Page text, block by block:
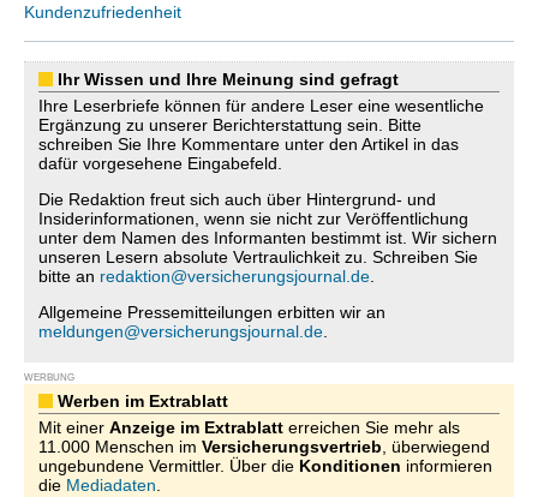
Kundenzufriedenheit
Ihr Wissen und Ihre Meinung sind gefragt
Ihre Leserbriefe können für andere Leser eine wesentliche
Ergänzung zu unserer Berichterstattung sein. Bitte
schreiben Sie Ihre Kommentare unter den Artikel in das
dafür vorgesehene Eingabefeld.
Die Redaktion freut sich auch über Hintergrund- und
Insiderinformationen, wenn sie nicht zur Veröffentlichung
unter dem Namen des Informanten bestimmt ist. Wir sichern
unseren Lesern absolute Vertraulichkeit zu. Schreiben Sie
bitte an redaktion@versicherungsjournal.de
Allgemeine Pressemitteilungen erbitten wir an
meldungen@versicherungsjournal.de
WERBUNG
Werben im Extrablatt
Mit einer Anzeige im Extrablatt erreichen Sie mehr als
11.000 Menschen im Versicherungsvertrieb , überwiegend
ungebundene Vermittler. Über die Konditionen informieren
die Mediadaten